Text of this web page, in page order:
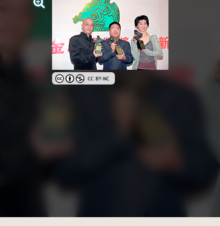
創用CC姓名標示-非商業性 3.0 台灣及其後版本